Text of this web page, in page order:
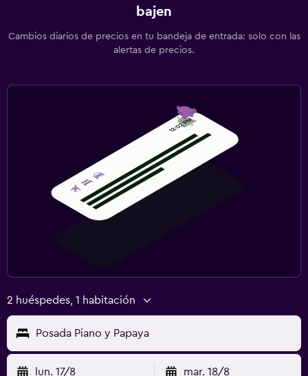
bajen
Cambios diarios de precios en tu bandeja de entrada: solo con las
alertas de precios.
2 huéspedes, 1 habitación
Posada Piano y Papaya
lun. 17/8 mar. 18/8